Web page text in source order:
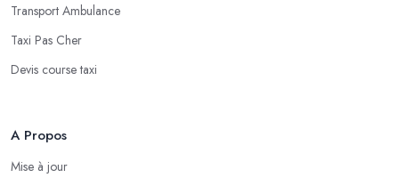
Transport Ambulance
Taxi Pas Cher
Devis course taxi
A Propos
Mise à jour